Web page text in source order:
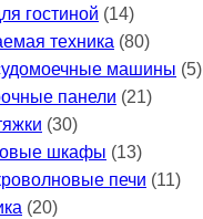
гостиной (14)
техника (80)
машины (5)
панели (21)
(30)
шкафы (13)
печи (11)
(20)